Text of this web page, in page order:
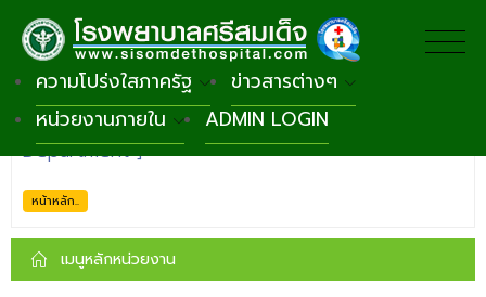
ความโปร่งใสภาครัฐ
ข่าวสารต่างๆ
หน่วยงานภายใน
ADMIN LOGIN
กลุ่มงาน|กลุ่มงานรังสีวิทยา [ Radiation
Department ]
หน้าหลัก..
เมนูหลักหน่วยงาน